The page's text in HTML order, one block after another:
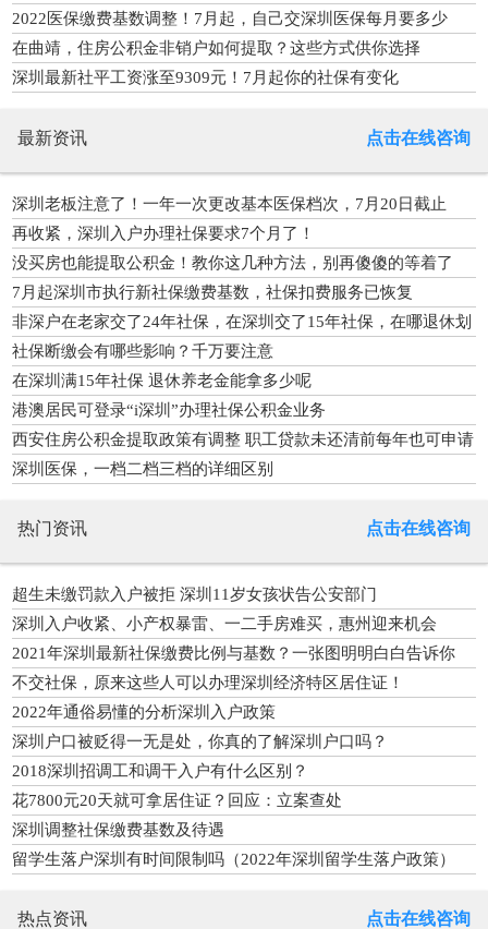
万
2022医保缴费基数调整！7月起，自己交深圳医保每月要多少
钱？
在曲靖，住房公积金非销户如何提取？这些方式供你选择
深圳最新社平工资涨至9309元！7月起你的社保有变化
最新资讯 点击在线咨询
深圳老板注意了！一年一次更改基本医保档次，7月20日截止
再收紧，深圳入户办理社保要求7个月了！
没买房也能提取公积金！教你这几种方法，别再傻傻的等着了
7月起深圳市执行新社保缴费基数，社保扣费服务已恢复
非深户在老家交了24年社保，在深圳交了15年社保，在哪退休划
算？
社保断缴会有哪些影响？千万要注意
在深圳满15年社保 退休养老金能拿多少呢
港澳居民可登录“i深圳”办理社保公积金业务
西安住房公积金提取政策有调整 职工贷款未还清前每年也可申请
提取公积金
深圳医保，一档二档三档的详细区别
热门资讯 点击在线咨询
超生未缴罚款入户被拒 深圳11岁女孩状告公安部门
深圳入户收紧、小产权暴雷、一二手房难买，惠州迎来机会
2021年深圳最新社保缴费比例与基数？一张图明明白白告诉你
不交社保，原来这些人可以办理深圳经济特区居住证！
2022年通俗易懂的分析深圳入户政策
深圳户口被贬得一无是处，你真的了解深圳户口吗？
2018深圳招调工和调干入户有什么区别？
花7800元20天就可拿居住证？回应：立案查处
深圳调整社保缴费基数及待遇
留学生落户深圳有时间限制吗（2022年深圳留学生落户政策）
热点资讯 点击在线咨询